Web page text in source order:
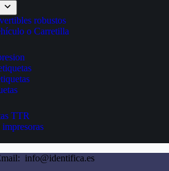
robustos
o Carretilla
TTR
info@identifica.es